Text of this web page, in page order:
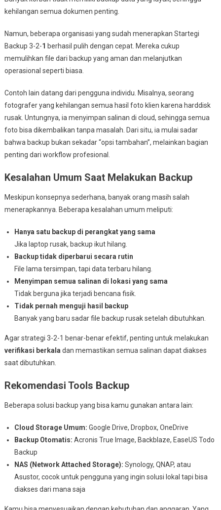
kehilangan semua dokumen penting.
Namun, beberapa organisasi yang sudah menerapkan Startegi
Backup 3-2-1 berhasil pulih dengan cepat. Mereka cukup
memulihkan file dari backup yang aman dan melanjutkan
operasional seperti biasa.
Contoh lain datang dari pengguna individu. Misalnya, seorang
fotografer yang kehilangan semua hasil foto klien karena harddisk
rusak. Untungnya, ia menyimpan salinan di cloud, sehingga semua
foto bisa dikembalikan tanpa masalah. Dari situ, ia mulai sadar
bahwa backup bukan sekadar “opsi tambahan”, melainkan bagian
penting dari workflow profesional.
Kesalahan Umum Saat Melakukan Backup
Meskipun konsepnya sederhana, banyak orang masih salah
menerapkannya. Beberapa kesalahan umum meliputi:
Hanya satu backup di perangkat yang sama
Jika laptop rusak, backup ikut hilang.
Backup tidak diperbarui secara rutin
File lama tersimpan, tapi data terbaru hilang.
Menyimpan semua salinan di lokasi yang sama
Tidak berguna jika terjadi bencana fisik.
Tidak pernah menguji hasil backup
Banyak yang baru sadar file backup rusak setelah dibutuhkan.
Agar strategi 3-2-1 benar-benar efektif, penting untuk melakukan
verifikasi berkala dan memastikan semua salinan dapat diakses
saat dibutuhkan.
Rekomendasi Tools Backup
Beberapa solusi backup yang bisa kamu gunakan antara lain:
Cloud Storage Umum: Google Drive, Dropbox, OneDrive
Backup Otomatis: Acronis True Image, Backblaze, EaseUS Todo
Backup
NAS (Network Attached Storage): Synology, QNAP, atau
Asustor, cocok untuk pengguna yang ingin solusi lokal tapi bisa
diakses dari mana saja